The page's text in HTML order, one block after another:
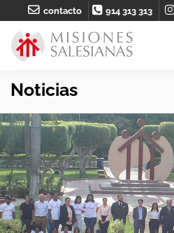
contacto 914 313 313
Noticias